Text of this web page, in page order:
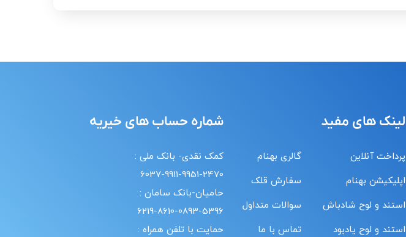
لینک های مفید
پرداخت آنلاین
اپلیکیشن بهنام
استند و لوح شادباش
استند و لوح یادبود
گالری بهنام
سفارش قلک
سوالات متداول
تماس با ما
شماره حساب های خیریه
کمک نقدی- بانک ملی :
6037-9911-9951-2470
حامیان-بانک سامان :
6219-8610-0893-5396
حمایت با تلفن همراه :